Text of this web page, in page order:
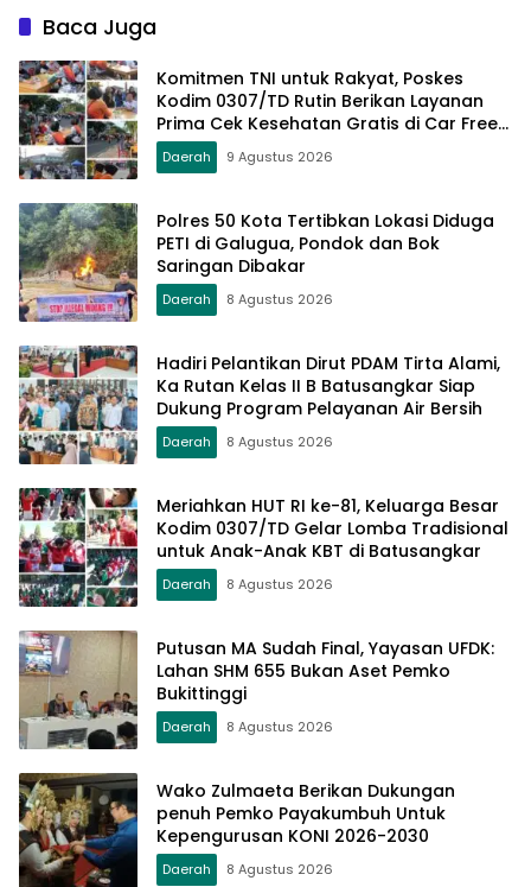
Baca Juga
Komitmen TNI untuk Rakyat, Poskes
Kodim 0307/TD Rutin Berikan Layanan
Prima Cek Kesehatan Gratis di Car Free
Day Setiap Minggu
Daerah 9 Agustus 2026
Polres 50 Kota Tertibkan Lokasi Diduga
PETI di Galugua, Pondok dan Bok
Saringan Dibakar
Daerah 8 Agustus 2026
Hadiri Pelantikan Dirut PDAM Tirta Alami,
Ka Rutan Kelas II B Batusangkar Siap
Dukung Program Pelayanan Air Bersih
Daerah 8 Agustus 2026
Meriahkan HUT RI ke-81, Keluarga Besar
Kodim 0307/TD Gelar Lomba Tradisional
untuk Anak-Anak KBT di Batusangkar
Daerah 8 Agustus 2026
Putusan MA Sudah Final, Yayasan UFDK:
Lahan SHM 655 Bukan Aset Pemko
Bukittinggi
Daerah 8 Agustus 2026
Wako Zulmaeta Berikan Dukungan
penuh Pemko Payakumbuh Untuk
Kepengurusan KONI 2026-2030
Daerah 8 Agustus 2026